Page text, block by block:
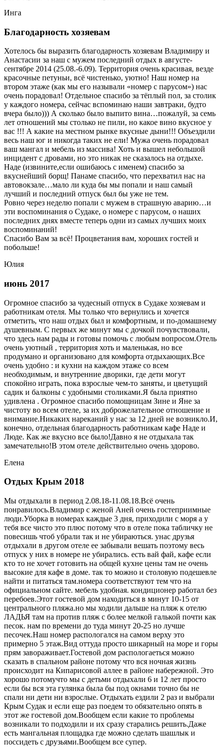
Инга
Благодарность хозяевам
Хотелось бы выразить благодарность хозяевам Владимиру и
Анастасии за наш с мужем последний отдых в августе-
сентябре 2014 (25.08.-6.09). Территория очень красивая, везде
красочные петуньи, всё чистенько, уютно! Наш номер на
втором этаже (как мы его называли «номер с парусом») нас
очень порадовал! Отдельное спасибо за тёплый пол, за столик
у каждого номера, сейчас вспоминаю наши завтраки, будто
вчера было))) А сколько было выпито вина…пожалуй, за семь
лет отношений мы столько не пили, но какое вино вкусное у
вас !!! А какие на местном рынке вкусные дыни!!! Объездили
весь наш юг и никогда таких не ели! Мужа очень порадовал
ваш мангал и мебель из массива! Хоть и вышел небольшой
инцидент с дровами, но это никак не сказалось на отдыхе.
Наде (извините,если ошибаюсь с именем) спасибо за
вкуснейший борщ! Панаме спасибо, что перехватил нас на
автовокзале…мало ли куда бы мы попали и наш самый
лучший и последний отпуск был бы уже не тем.
Ровно через неделю попали с мужем в страшную аварию…и
эти воспоминания о Судаке, о номере с парусом, о наших
последних днях вместе теперь одни из самых лучших моих
воспоминаний!
Спасибо Вам за всё! Процветания вам, хороших гостей и
побольше!
Юлия
июнь 2017
Огромное спасибо за чудесный отпуск в Судаке хозяевам и
работникам отеля. Мы только что вернулись и хочется
отметить, что наш отдых был и комфортным, и по-домашнему
душевным. С первых же минут мы с дочкой почувствовали,
что здесь нам рады и готовы помочь с любым вопросом.Отель
очень уютный , территория хоть и маленькая, но все
продумано и организовано для комфорта отдыхающих.Все
очень удобно : и кухни на каждом этаже со всем
необходимым, и внутренние дворики, где дети могут
спокойно играть, пока взрослые чем-то заняты, и цветущий
садик и балконы с удобными столиками.Я была приятно
удивлена . Огромное спасибо помощницам Зине и Яне за
чистоту во всем отеле, за их доброжелательное отношение и
внимание.Никаких нареканий у нас за 12 дней не возникло.И,
конечно, отдельная благодарность работникам кафе Наде и
Люде. Как же вкусно все было!Давно я не отдыхала так
замечательно!В этом отеле действительно очень здорово.
Елена
Отдых Крым 2018
Мы отдыхали в период 2.08.18-11.08.18.Всё очень
понравилось.Владимир с женой Аней очень гостеприимные
люди.Уборка в номерах каждые 3 дня, приходили с моря а у
тебя все чисто это плюс потому что в отеле пока табличку не
повесишь чтоб убрали так и не убираються. унас друзья
отдыхали в другом отеле ее забывали вешать поэтому весь
отпуск у них в номере не убирались. есть вай фай, кафе если
кто то не хочет готовить на общей кухне цены там не очень
высокие для кафе в доме. так то можно и столовую подешевле
найти и питаться там.номера соответствуют тем что на
официальном сайте. мебель удобная. кондиционер работал без
перебоев.Этот гостевой дом находиться в минут 10-15 от
центрального пляжа.но мы ходили дальше на пляж к отелю
ЛАДЬЯ там на против пляж с более мелкой галькой почти как
песок. нам по времени до туда минут 20-25 но лучше
песочек.Наш номер распологался на самом верху это
примерно 5 этаж.Вид оттуда просто шикарный на море и горы
прям завораживает.Гостевой дом распологаеться можно
сказать в спальном районе потому что вся ночная жизнь
происходит на Кипарисовой аллее в районе набережной. Это
хорошо потомучто мы с детьми отдыхали 6 и 12 лет просто
если бы вся эта гулянка была бы под окнами точно бы не
спали ни дети ни взрослые. Отдыхать ездили 2 раз и выбрали
Крым Судак и если еще раз поедем то обязательно опять в
этот же гостевой дом.Вообщем если какие то проблемы
возникали то подходили и их сразу старались решить.Даже
есть мангальная площадка где можно сделать шашлык и
поссидеть с друзьями.Вообщем все супер.